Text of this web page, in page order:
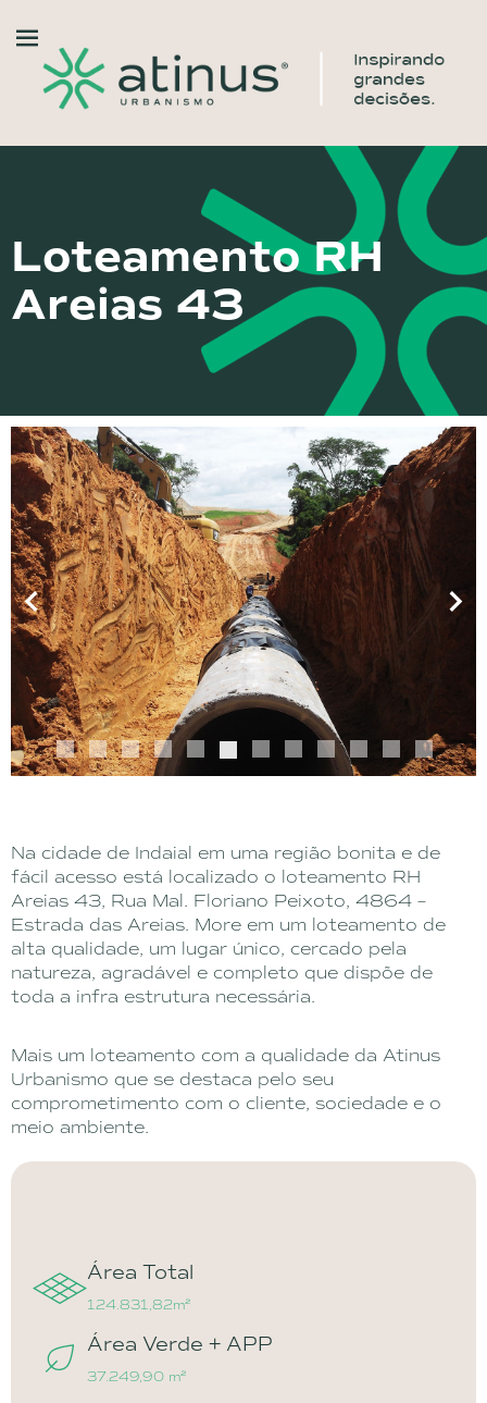
Loteamento RH
Areias 43
1 2 3 4 5 7 8 9 1011 12
Na cidade de Indaial em uma região bonita e de
fácil acesso está localizado o loteamento RH
Areias 43, Rua Mal. Floriano Peixoto, 4864 –
Estrada das Areias. More em um loteamento de
alta qualidade, um lugar único, cercado pela
natureza, agradável e completo que dispõe de
toda a infra estrutura necessária.
Mais um loteamento com a qualidade da Atinus
Urbanismo que se destaca pelo seu
comprometimento com o cliente, sociedade e o
meio ambiente.
Área Total
124.831,82m²
Área Verde + APP
37.249,90 m²